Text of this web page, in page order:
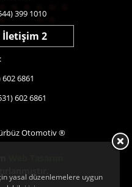
yasal düzenlemelere uygun
399 1010
İletişim 2
6861
602 6861
Otomotiv ®